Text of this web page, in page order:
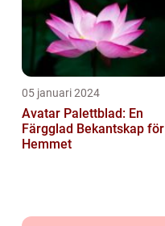
05 januari 2024
Avatar Palettblad: En
Färgglad Bekantskap för
Hemmet